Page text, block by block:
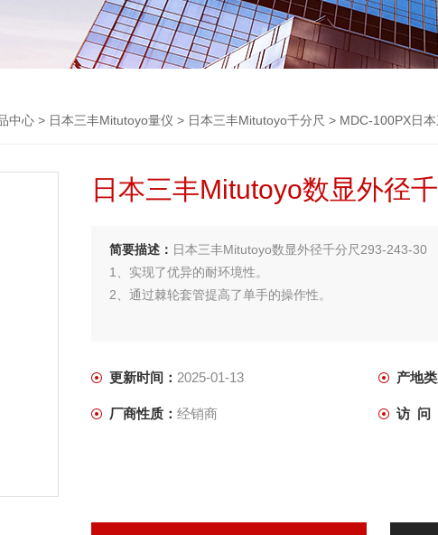
中心 > 日本三丰Mitutoyo量仪 > 日本三丰Mitutoyo千分尺 > MDC-100PX日
日本三丰Mitutoyo数显外径
简要描述： 日本三丰Mitutoyo数显外径千分尺293-243-30
1、实现了优异的耐环境性。
2、通过棘轮套管提高了单手的操作性。
更新时间： 2025-01-13 产地类
厂商性质： 经销商 访 问